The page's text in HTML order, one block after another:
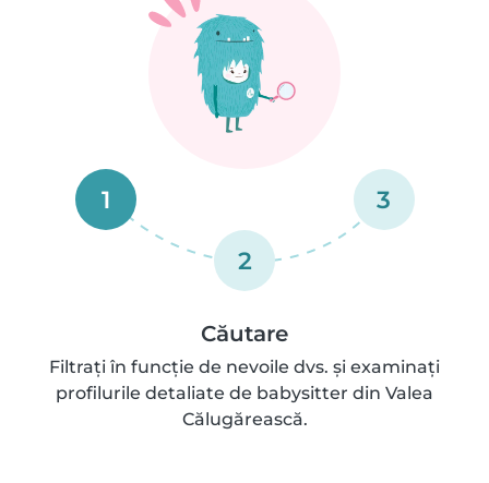
1
2
3
Căutare
Filtrați în funcție de nevoile dvs. și examinați
profilurile detaliate de babysitter din Valea
Călugărească.